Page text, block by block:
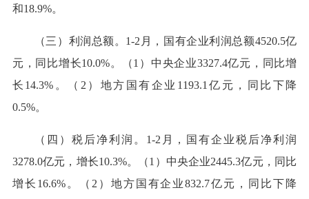
和18.9%。
（三）利润总额。1-2月，国有企业利润总额4520.5亿
元，同比增长10.0%。（1）中央企业3327.4亿元，同比增
长14.3%。（2）地方国有企业1193.1亿元，同比下降
0.5%。
（四）税后净利润。1-2月，国有企业税后净利润
3278.0亿元，增长10.3%。（1）中央企业2445.3亿元，同比
增长16.6%。（2）地方国有企业832.7亿元，同比下降